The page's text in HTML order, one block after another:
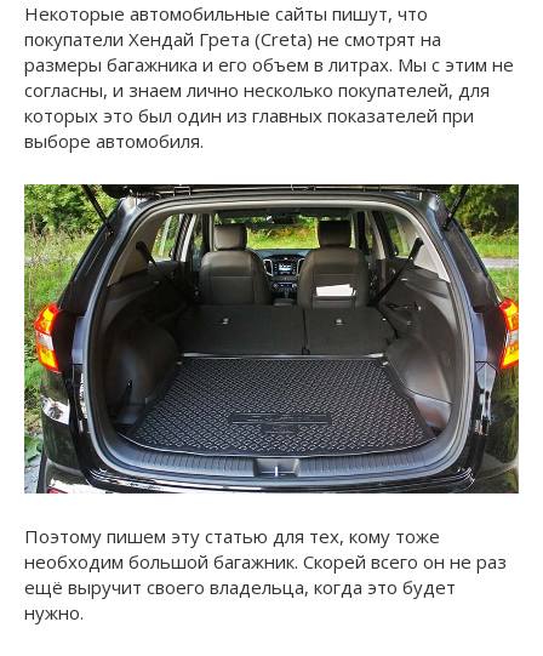
Некоторые автомобильные сайты пишут, что
покупатели Хендай Грета (Creta) не смотрят на
размеры багажника и его объем в литрах. Мы с этим не
согласны, и знаем лично несколько покупателей, для
которых это был один из главных показателей при
выборе автомобиля.
Поэтому пишем эту статью для тех, кому тоже
необходим большой багажник. Скорей всего он не раз
ещё выручит своего владельца, когда это будет
нужно.